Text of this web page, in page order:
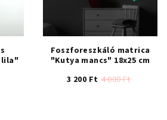
lila"
Foszforeszkáló matrica
"Kutya mancs" 18x25 cm
3 200 Ft 4 000 Ft